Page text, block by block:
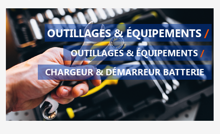
OUTILLAGES & ÉQUIPEMENTS /
OUTILLAGES & ÉQUIPEMENTS /
CHARGEUR & DÉMARREUR BATTERIE